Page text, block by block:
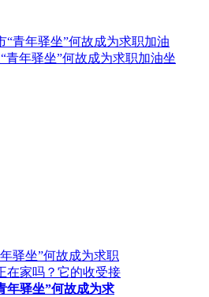
“青年驿坐”何故成为求职加油
青年驿坐”何故成为求职加油坐
驿坐”何故成为求职
在家吗？它的收受接
年驿坐”何故成为求